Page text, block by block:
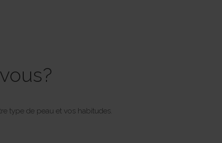
type de peau et vos habitudes.